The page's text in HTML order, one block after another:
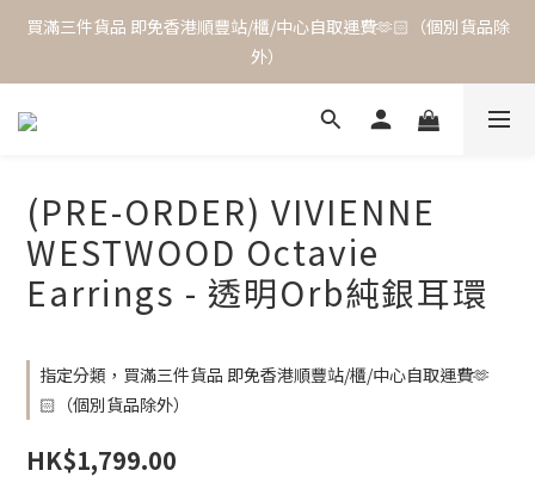
買滿三件貨品 即免香港順豐站/櫃/中心自取運費🫶🏻（個別貨品除
外）
(PRE-ORDER) VIVIENNE
WESTWOOD Octavie
Earrings - 透明Orb純銀耳環
指定分類，買滿三件貨品 即免香港順豐站/櫃/中心自取運費🫶
🏻（個別貨品除外）
HK$1,799.00